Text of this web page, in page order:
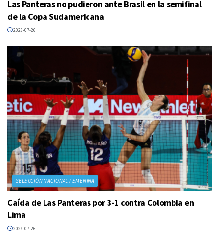
Las Panteras no pudieron ante Brasil en la semifinal
de la Copa Sudamericana
2026-07-26
SELECCIÓN NACIONAL FEMENINA
Caída de Las Panteras por 3-1 contra Colombia en
Lima
2026-07-26